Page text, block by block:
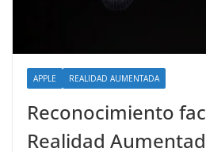
APPLE REALIDAD AUMENTADA
Reconocimiento
Realidad